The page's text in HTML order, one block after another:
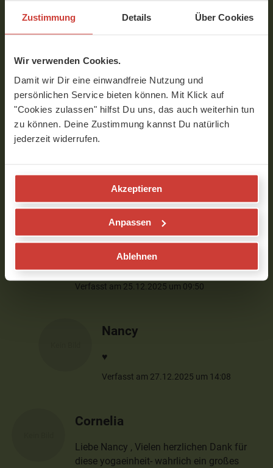
Zustimmung Details Über Cookies
Wir verwenden Cookies.
Damit wir Dir eine einwandfreie Nutzung und
persönlichen Service bieten können. Mit Klick auf
"Cookies zulassen" hilfst Du uns, das auch weiterhin tun
zu können. Deine Zustimmung kannst Du natürlich
jederzeit widerrufen.
Akzeptieren
Anpassen
Ablehnen
fühle ich mich nachher immer großartig
Weihnachtseinheit!
Verfasst am 27.12.2025 um 16:54
Nancy
Angela
Danke für diese Einladung, mir Zeit und
Raum zu geben. Und frohe Weihnachten
Verfasst am 25.12.2025 um 09:50
Nancy
♥️
Verfasst am 27.12.2025 um 14:08
Cornelia
Liebe Nancy , Vielen herzlichen Dank für
diese yogaeinheit- wahrlich ein großes